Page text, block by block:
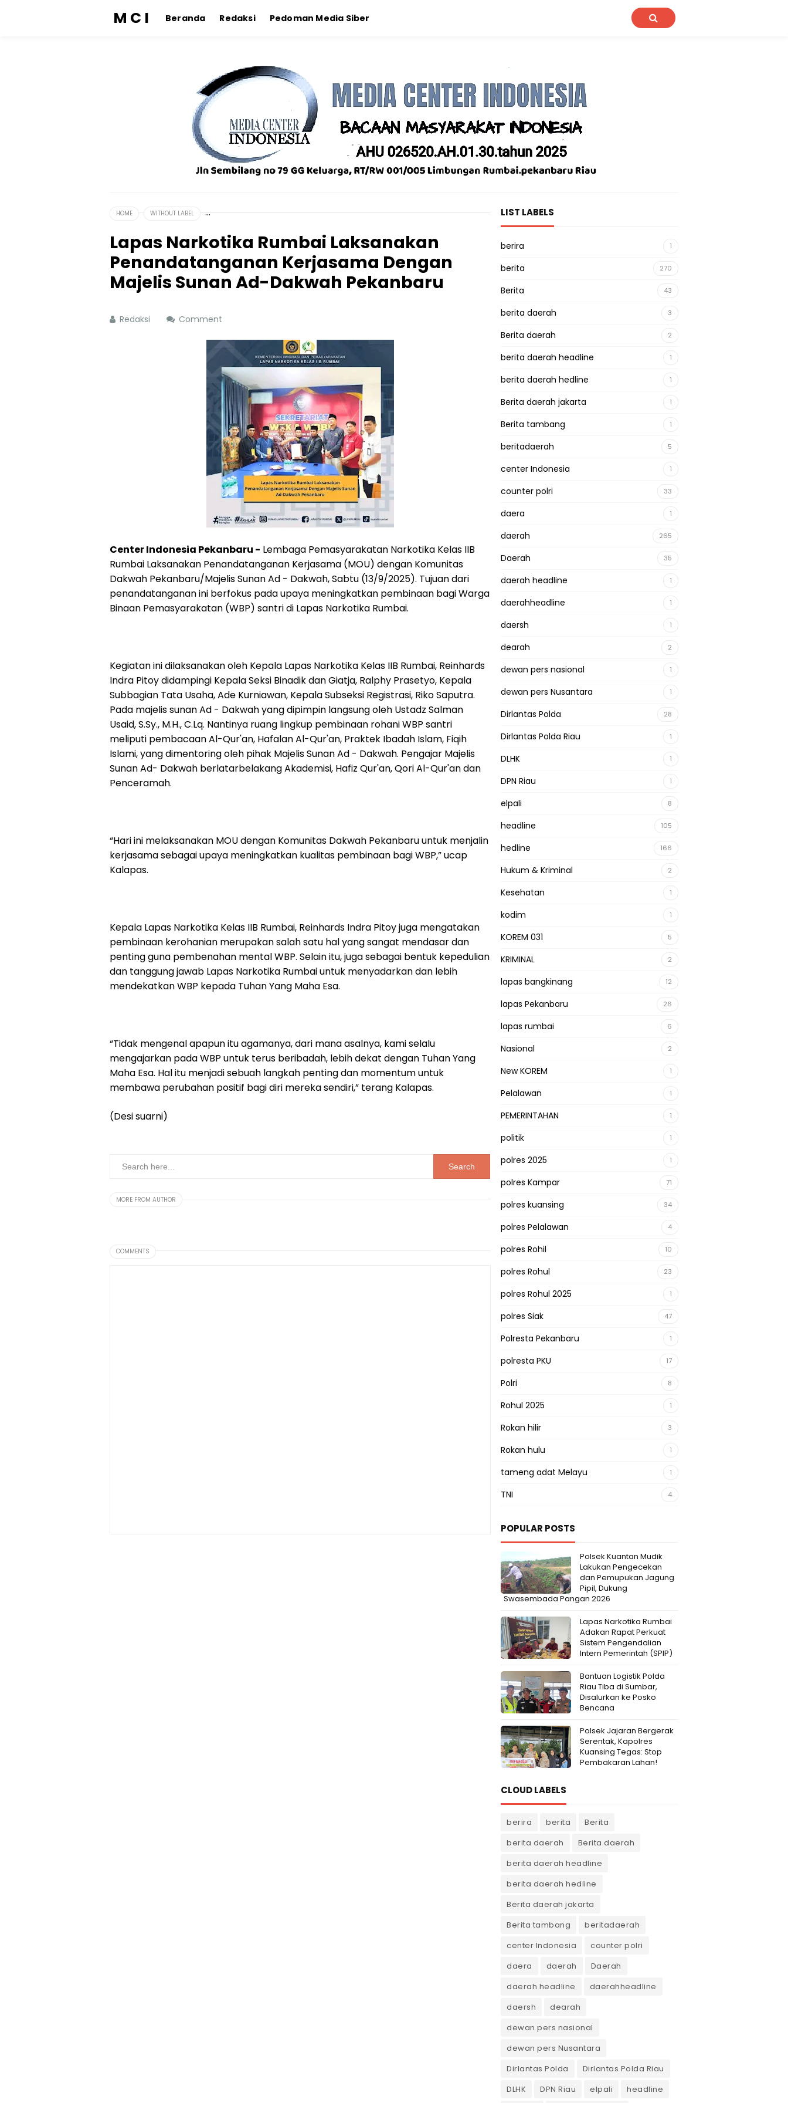
M C I Beranda Redaksi Pedoman Media Siber
HOME WITHOUT LABEL
Lapas Narkotika Rumbai Laksanakan
Penandatanganan Kerjasama Dengan
Majelis Sunan Ad-Dakwah Pekanbaru
Redaksi Comment
Center Indonesia Pekanbaru - Lembaga Pemasyarakatan Narkotika Kelas IIB
Rumbai Laksanakan Penandatanganan Kerjasama (MOU) dengan Komunitas
Dakwah Pekanbaru/Majelis Sunan Ad - Dakwah, Sabtu (13/9/2025). Tujuan dari
penandatanganan ini berfokus pada upaya meningkatkan pembinaan bagi Warga
Binaan Pemasyarakatan (WBP) santri di Lapas Narkotika Rumbai.
Kegiatan ini dilaksanakan oleh Kepala Lapas Narkotika Kelas IIB Rumbai, Reinhards
Indra Pitoy didampingi Kepala Seksi Binadik dan Giatja, Ralphy Prasetyo, Kepala
Subbagian Tata Usaha, Ade Kurniawan, Kepala Subseksi Registrasi, Riko Saputra.
Pada majelis sunan Ad - Dakwah yang dipimpin langsung oleh Ustadz Salman
Usaid, S.Sy., M.H., C.Lq. Nantinya ruang lingkup pembinaan rohani WBP santri
meliputi pembacaan Al-Qur'an, Hafalan Al-Qur'an, Praktek Ibadah Islam, Fiqih
Islami, yang dimentoring oleh pihak Majelis Sunan Ad - Dakwah. Pengajar Majelis
Sunan Ad- Dakwah berlatarbelakang Akademisi, Hafiz Qur'an, Qori Al-Qur'an dan
Penceramah.
“Hari ini melaksanakan MOU dengan Komunitas Dakwah Pekanbaru untuk menjalin
kerjasama sebagai upaya meningkatkan kualitas pembinaan bagi WBP,” ucap
Kalapas.
Kepala Lapas Narkotika Kelas IIB Rumbai, Reinhards Indra Pitoy juga mengatakan
pembinaan kerohanian merupakan salah satu hal yang sangat mendasar dan
penting guna pembenahan mental WBP. Selain itu, juga sebagai bentuk kepedulian
dan tanggung jawab Lapas Narkotika Rumbai untuk menyadarkan dan lebih
mendekatkan WBP kepada Tuhan Yang Maha Esa.
“Tidak mengenal apapun itu agamanya, dari mana asalnya, kami selalu
mengajarkan pada WBP untuk terus beribadah, lebih dekat dengan Tuhan Yang
Maha Esa. Hal itu menjadi sebuah langkah penting dan momentum untuk
membawa perubahan positif bagi diri mereka sendiri,” terang Kalapas.
(Desi suarni)
MORE FROM AUTHOR
COMMENTS
LIST LABELS
berira 1
berita 270
Berita 43
berita daerah 3
Berita daerah 2
berita daerah headline 1
berita daerah hedline 1
Berita daerah jakarta 1
Berita tambang 1
beritadaerah 5
center Indonesia 1
counter polri 33
daera 1
daerah 265
Daerah 35
daerah headline 1
daerahheadline 1
daersh 1
dearah 2
dewan pers nasional 1
dewan pers Nusantara 1
Dirlantas Polda 28
Dirlantas Polda Riau 1
DLHK 1
DPN Riau 1
elpali 8
headline 105
hedline 166
Hukum & Kriminal 2
Kesehatan 1
kodim 1
KOREM 031 5
KRIMINAL 2
lapas bangkinang 12
lapas Pekanbaru 26
lapas rumbai 6
Nasional 2
New KOREM 1
Pelalawan 1
PEMERINTAHAN 1
politik 1
polres 2025 1
polres Kampar 71
polres kuansing 34
polres Pelalawan 4
polres Rohil 10
polres Rohul 23
polres Rohul 2025 1
polres Siak 47
Polresta Pekanbaru 1
polresta PKU 17
Polri 8
Rohul 2025 1
Rokan hilir 3
Rokan hulu 1
tameng adat Melayu 1
TNI 4
POPULAR POSTS
Polsek Kuantan Mudik
Lakukan Pengecekan
dan Pemupukan Jagung
Pipil, Dukung
Swasembada Pangan 2026
Lapas Narkotika Rumbai
Adakan Rapat Perkuat
Sistem Pengendalian
Intern Pemerintah (SPIP)
Bantuan Logistik Polda
Riau Tiba di Sumbar,
Disalurkan ke Posko
Bencana
Polsek Jajaran Bergerak
Serentak, Kapolres
Kuansing Tegas: Stop
Pembakaran Lahan!
CLOUD LABELS
berira berita
Berita
berita daerah
Berita daerah
berita daerah headline
berita daerah hedline
Berita daerah jakarta
Berita tambang
beritadaerah
center Indonesia
counter polri
daera
daerah
Daerah
daerah headline
daerahheadline
daersh
dearah
dewan pers nasional
dewan pers Nusantara
Dirlantas Polda
Dirlantas Polda Riau
DLHK
DPN Riau elpali headline